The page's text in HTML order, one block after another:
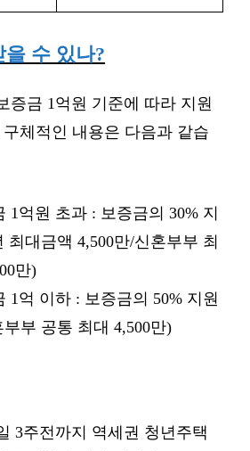
수 있나?
증금 1억원 기준에 따라 지원
체적인 내용은 다음과 같습
1억원 초과 : 보증금의 30% 지
최대금액 4,500만/신혼부부 최
만)
1억 이하 : 보증금의 50% 지원
부 공통 최대 4,500만)
3주전까지 역세권 청년주택